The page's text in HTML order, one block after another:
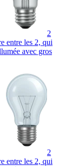
2
entre les 2, qui
avec gros
2
entre les 2, qui